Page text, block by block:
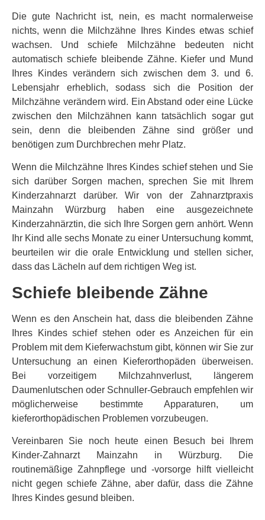
Die gute Nachricht ist, nein, es macht normalerweise
nichts, wenn die Milchzähne Ihres Kindes etwas schief
wachsen. Und schiefe Milchzähne bedeuten nicht
automatisch schiefe bleibende Zähne. Kiefer und Mund
Ihres Kindes verändern sich zwischen dem 3. und 6.
Lebensjahr erheblich, sodass sich die Position der
Milchzähne verändern wird. Ein Abstand oder eine Lücke
zwischen den Milchzähnen kann tatsächlich sogar gut
sein, denn die bleibenden Zähne sind größer und
benötigen zum Durchbrechen mehr Platz.
Wenn die Milchzähne Ihres Kindes schief stehen und Sie
sich darüber Sorgen machen, sprechen Sie mit Ihrem
Kinderzahnarzt darüber. Wir von der Zahnarztpraxis
Mainzahn Würzburg haben eine ausgezeichnete
Kinderzahnärztin, die sich Ihre Sorgen gern anhört. Wenn
Ihr Kind alle sechs Monate zu einer Untersuchung kommt,
beurteilen wir die orale Entwicklung und stellen sicher,
dass das Lächeln auf dem richtigen Weg ist.
Schiefe bleibende Zähne
Wenn es den Anschein hat, dass die bleibenden Zähne
Ihres Kindes schief stehen oder es Anzeichen für ein
Problem mit dem Kieferwachstum gibt, können wir Sie zur
Untersuchung an einen Kieferorthopäden überweisen.
Bei vorzeitigem Milchzahnverlust, längerem
Daumenlutschen oder Schnuller-Gebrauch empfehlen wir
möglicherweise bestimmte Apparaturen, um
kieferorthopädischen Problemen vorzubeugen.
Vereinbaren Sie noch heute einen Besuch bei Ihrem
Kinder-Zahnarzt Mainzahn in Würzburg. Die
routinemäßige Zahnpflege und -vorsorge hilft vielleicht
nicht gegen schiefe Zähne, aber dafür, dass die Zähne
Ihres Kindes gesund bleiben.